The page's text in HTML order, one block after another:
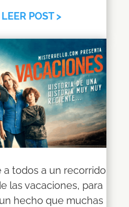
POST >
a todos a un recorrido
las vacaciones, para
hecho que muchas